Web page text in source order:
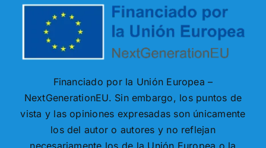
Financiado por la Unión Europea –
NextGenerationEU. Sin embargo, los puntos de
vista y las opiniones expresadas son únicamente
los del autor o autores y no reflejan